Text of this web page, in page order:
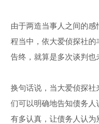
由于两造当事人之间的
程当中，依大爱侦探社
告终，就算是多次谈判也
换句话说，当大爱侦探
们可以明确地告知债务
有多认真，让债务人认